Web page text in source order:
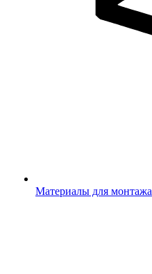
Материалы для монтажа